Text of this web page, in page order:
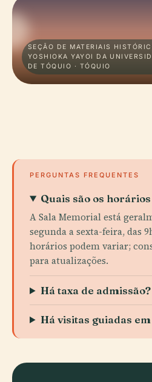
SEÇÃO DE MATERIAIS
YOSHIOKA YAYOI DA
DE TÓQUIO · TÓQUIO
PERGUNTAS FREQUENTES
Quais são os
A Sala Memorial está
segunda a sexta-feira, das
horários podem variar;
para atualizações.
Há taxa de admissão?
Há visitas guiadas